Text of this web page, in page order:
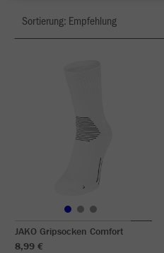
JAKO Gripsocken Comfort
8,99 €